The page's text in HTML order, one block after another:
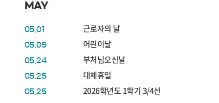
MAY
05.01 근로자의 날
05.05 어린이날
05.24 부처님오신날
05.25 대체휴일
05.25 2026학년도 1학기 3/4선